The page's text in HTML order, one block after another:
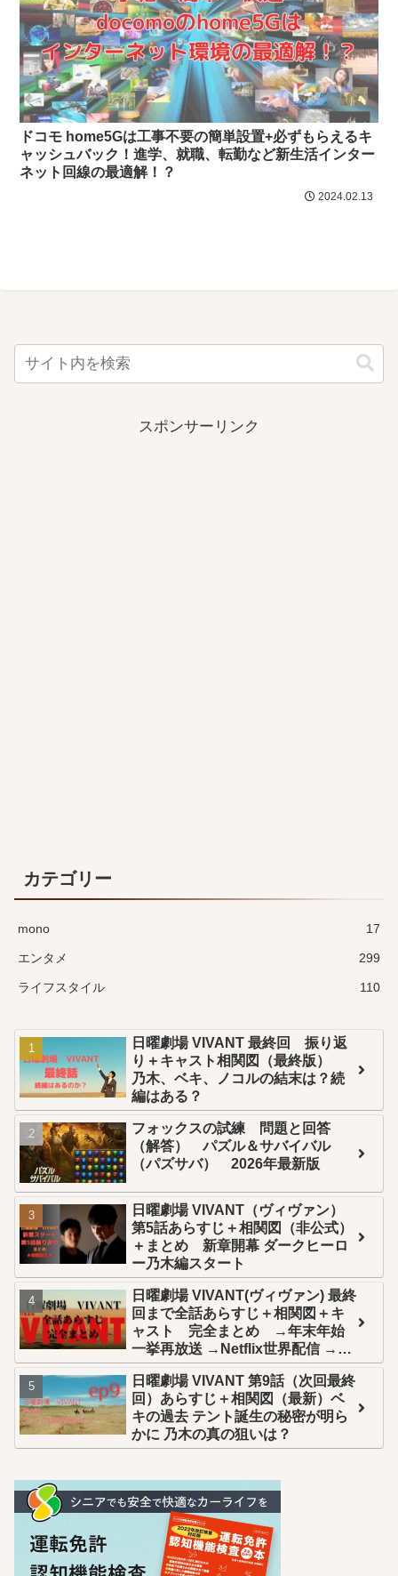
ドコモ home5Gは工事不要の簡単設置+必ずもらえるキ
ャッシュバック！進学、就職、転勤など新生活インター
ネット回線の最適解！？
2024.02.13
スポンサーリンク
カテゴリー
mono 17
エンタメ 299
ライフスタイル 110
日曜劇場 VIVANT 最終回 振り返
り＋キャスト相関図（最終版）
乃木、ベキ、ノコルの結末は？続
編はある？
フォックスの試練 問題と回答
（解答） パズル＆サバイバル
（パズサバ） 2026年最新版
日曜劇場 VIVANT（ヴィヴァン）
第5話あらすじ＋相関図（非公式）
＋まとめ 新章開幕 ダークヒーロ
ー乃木編スタート
日曜劇場 VIVANT(ヴィヴァン) 最終
回まで全話あらすじ＋相関図＋キ
ャスト 完全まとめ →年末年始
一挙再放送 →Netflix世界配信 →U-
NEXT全話配信
日曜劇場 VIVANT 第9話（次回最終
回）あらすじ＋相関図（最新）ベ
キの過去 テント誕生の秘密が明ら
かに 乃木の真の狙いは？